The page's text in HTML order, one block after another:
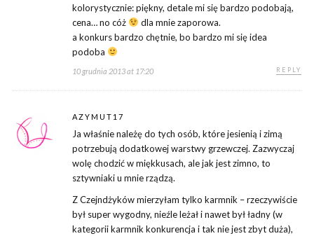
kolorystycznie: piękny, detale mi się bardzo podobają,
cena… no cóż
dla mnie zaporowa.
a konkurs bardzo chętnie, bo bardzo mi się idea
podoba
10 grudnia 2013 at 17:20 REPLY
AZYMUT17
Ja właśnie należę do tych osób, które jesienią i zimą
potrzebują dodatkowej warstwy grzewczej. Zazwyczaj
wolę chodzić w miękkusach, ale jak jest zimno, to
sztywniaki u mnie rządzą.
Z Czejndżyków mierzyłam tylko karmnik – rzeczywiście
był super wygodny, nieźle leżał i nawet był ładny (w
kategorii karmnik konkurencja i tak nie jest zbyt duża),